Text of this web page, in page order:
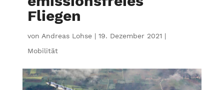
Fliegen
von Andreas Lohse| 19. Dezember 2021 |
Mobilität